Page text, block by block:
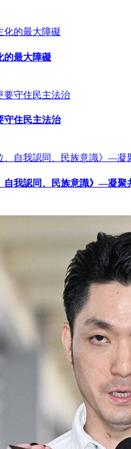
的最大障礙
守住民主法治
自我認同、民族意識》—凝聚